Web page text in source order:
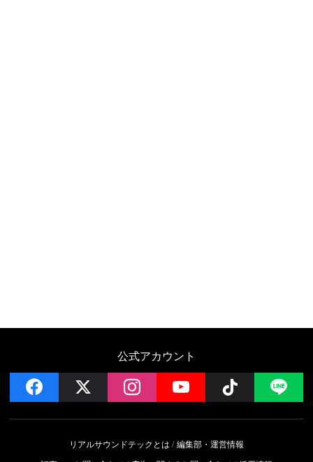
公式アカウント
facebook instagramYouTube Follow
リアルサウンドテックとは
編集部・運営情報